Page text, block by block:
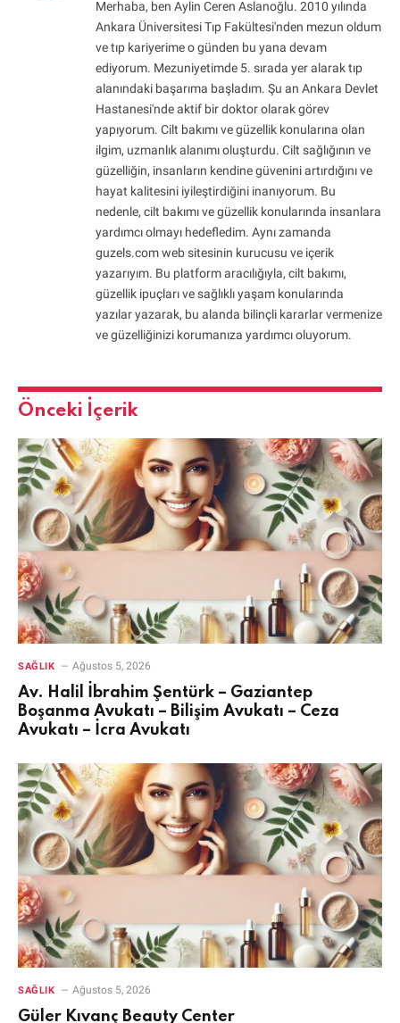
Merhaba, ben Aylin Ceren Aslanoğlu. 2010 yılında
Ankara Üniversitesi Tıp Fakültesi'nden mezun oldum
ve tıp kariyerime o günden bu yana devam
ediyorum. Mezuniyetimde 5. sırada yer alarak tıp
alanındaki başarıma başladım. Şu an Ankara Devlet
Hastanesi'nde aktif bir doktor olarak görev
yapıyorum. Cilt bakımı ve güzellik konularına olan
ilgim, uzmanlık alanımı oluşturdu. Cilt sağlığının ve
güzelliğin, insanların kendine güvenini artırdığını ve
hayat kalitesini iyileştirdiğini inanıyorum. Bu
nedenle, cilt bakımı ve güzellik konularında insanlara
yardımcı olmayı hedefledim. Aynı zamanda
guzels.com web sitesinin kurucusu ve içerik
yazarıyım. Bu platform aracılığıyla, cilt bakımı,
güzellik ipuçları ve sağlıklı yaşam konularında
yazılar yazarak, bu alanda bilinçli kararlar vermenize
ve güzelliğinizi korumanıza yardımcı oluyorum.
Önceki İçerik
SAĞLIK Ağustos 5, 2026
Av. Halil İbrahim Şentürk – Gaziantep
Boşanma Avukatı – Bilişim Avukatı – Ceza
Avukatı – İcra Avukatı
SAĞLIK Ağustos 5, 2026
Güler Kıvanç Beauty Center